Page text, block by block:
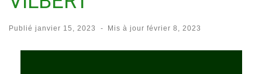
Publié janvier 15, 2023 - Mis à jourfévrier 8, 2023